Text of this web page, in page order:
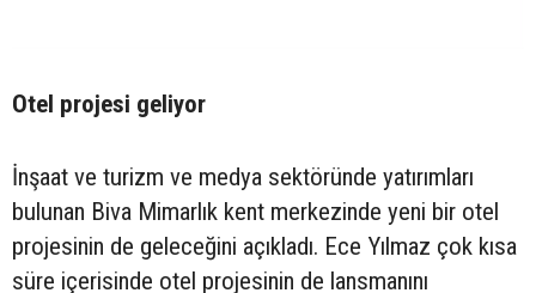
Otel projesi geliyor
İnşaat ve turizm ve medya sektöründe yatırımları
bulunan Biva Mimarlık kent merkezinde yeni bir otel
projesinin de geleceğini açıkladı. Ece Yılmaz çok kısa
süre içerisinde otel projesinin de lansmanını